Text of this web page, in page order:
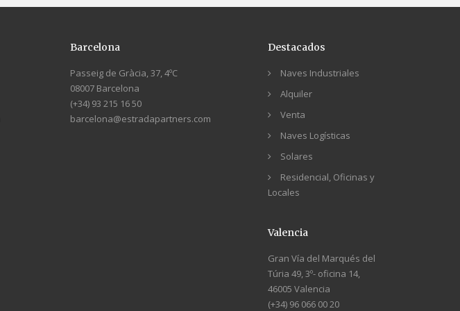
Barcelona
Passeig de Gràcia, 37, 4ºC
08007 Barcelona
(+34) 93 215 16 50
barcelona@estradapartners.com
Destacados
Naves Industriales
Alquiler
Venta
Naves Logísticas
Solares
Residencial, Oficinas y
Locales
Valencia
Gran Vía del Marqués del
Túria 49, 3º- oficina 14,
46005 Valencia
(+34) 96 066 00 20